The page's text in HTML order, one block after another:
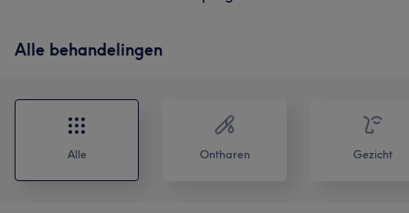
Alle behandelingen
Alle Ontharen Gezicht